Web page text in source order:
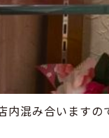
内混み合いますの